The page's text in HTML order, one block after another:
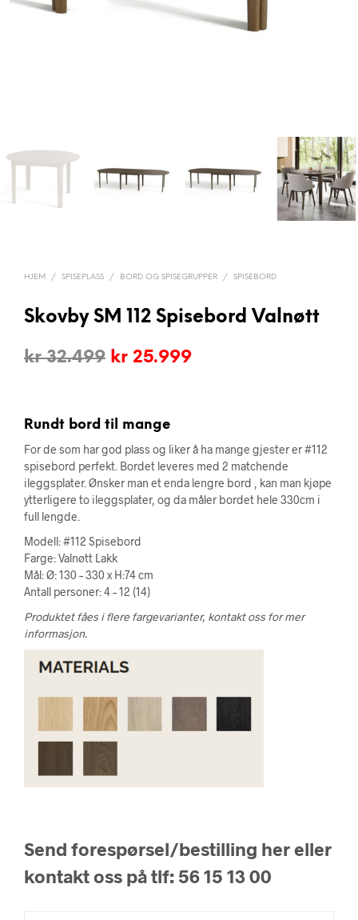
HJEM / SPISEPLASS / BORD OG SPISEGRUPPER / SPISEBORD
Skovby SM 112 Spisebord Valnøtt
kr32.499 Opprinnelig
kr 32.499.
kr 25.999Nåværende
Rundt bord til mange
For de som har god plass og liker å ha mange gjester er #112
spisebord perfekt. Bordet leveres med 2 matchende
ileggsplater. Ønsker man et enda lengre bord , kan man kjøpe
ytterligere to ileggsplater, og da måler bordet hele 330cm i
full lengde.
Modell: #112 Spisebord
Farge: Valnøtt Lakk
Mål: Ø: 130 – 330 x H:74 cm
Antall personer: 4 – 12 (14)
Produktet fåes i flere fargevarianter, kontakt oss for mer
informasjon.
Send forespørsel/bestilling her eller
kontakt oss på tlf: 56 15 13 00